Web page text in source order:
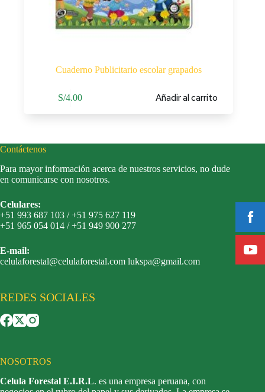
Cuaderno Publicitario escolar grapados
S/4.00 Añadir al carrito
Contáctenos
Para mayor información acerca de nuestros servicios, no dude
en comunicarse con nosotros.
Celulares:
+51 993 687 103 / +51 975 627 119
+51 965 054 014 / +51 949 900 277
E-mail:
celulaforestal@celulaforestal.com lukspa@gmail.com
REDES SOCIALES
NOSOTROS
Celula Forestal E.I.R.L. es una empresa peruana, con